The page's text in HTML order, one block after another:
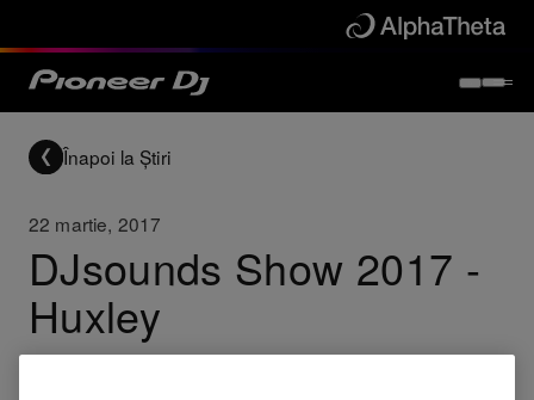
Înapoi la Știri
22 martie, 2017
DJsounds Show 2017 -
Huxley